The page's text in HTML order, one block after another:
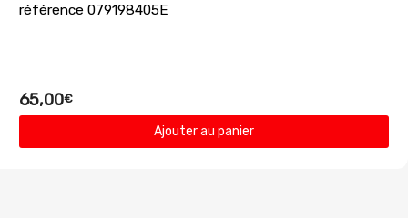
référence 079198405E
65,00€
Ajouter au panier